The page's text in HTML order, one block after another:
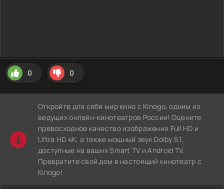
0 0
Откройте для себя мир кино с Kinogo, одним из
ведущих онлайн-кинотеатров России! Оцените
превосходное качество изображения Full HD и
Ultra HD 4K, а также мощный звук Dolby 5.1,
доступные на ваших Smart TV и Android TV.
Превратите свой дом в настоящий кинотеатр с
Kinogo!